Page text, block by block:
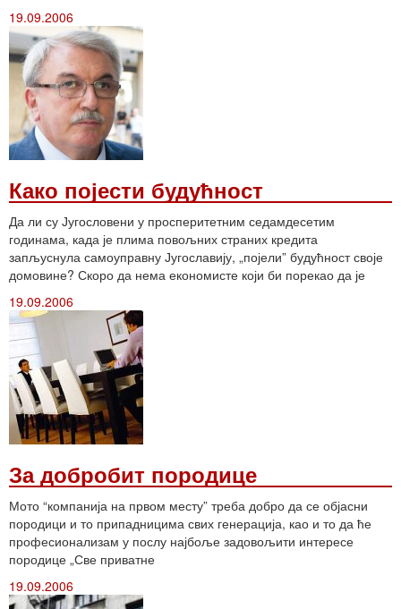
19.09.2006
Како појести будућност
Да ли су Југословени у просперитетним седамдесетим
годинама, када је плима повољних страних кредита
запљуснула самоуправну Југославију, „појели” будућност своје
домовине? Скоро да нема економисте који би порекао да је
19.09.2006
За добробит породице
Мото “компанија на првом месту” треба добро да се објасни
породици и то припадницима свих генерација, као и то да ће
професионализам у послу најбоље задовољити интересе
породице „Све приватне
19.09.2006